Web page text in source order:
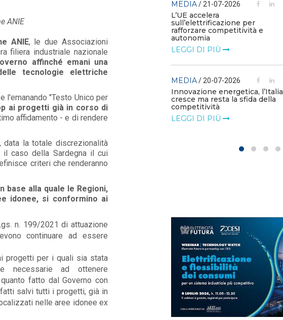
ANIE
ANIE, le due Associazioni
filiera industriale nazionale
affinché emani una
tecnologie elettriche
l'emanando "Testo Unico per
ai progetti già in corso di
affidamento - e di rendere
, data la totale discrezionalità
il caso della Sardegna il cui
criteri che renderanno
base alla quale le Regioni,
idonee, si conformino ai
n. 199/2021 di attuazione
continuare ad essere
progetti per i quali sia stata
necessarie ad ottenere
fatto dal Governo con
salvi tutti i progetti, già in
nelle aree idonee ex
l’industria per
DI PIÙ
fossili entra in una fase di
struttura...
DI PIÙ
MEDIA/ 21-07-2026
L’UE accelera
sull’elettrificazione per
rafforzare competitività e
autonomia
LEGGI DI PIÙ
MEDIA/ 20-07-2026
Innovazione energetica, l’Italia
cresce ma resta la sfida della
competitività
LEGGI DI PIÙ